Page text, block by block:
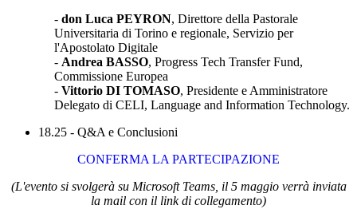
- don Luca PEYRON, Direttore della Pastorale
Universitaria di Torino e regionale, Servizio per
l'Apostolato Digitale
- Andrea BASSO, Progress Tech Transfer Fund,
Commissione Europea
- Vittorio DI TOMASO, Presidente e Amministratore
Delegato di CELI, Language and Information Technology.
18.25 - Q&A e Conclusioni
CONFERMA LA PARTECIPAZIONE
(L'evento si svolgerà su Microsoft Teams, il 5 maggio verrà inviata
la mail con il link di collegamento)